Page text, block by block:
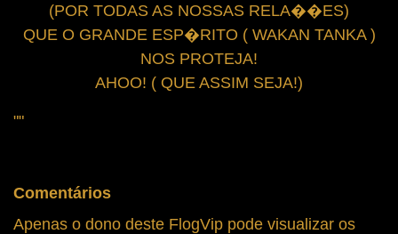
(POR TODAS AS NOSSAS RELA��ES)
QUE O GRANDE ESP�RITO ( WAKAN TANKA )
NOS PROTEJA!
AHOO! ( QUE ASSIM SEJA!)
""
Comentários
Apenas o dono deste FlogVip pode visualizar os